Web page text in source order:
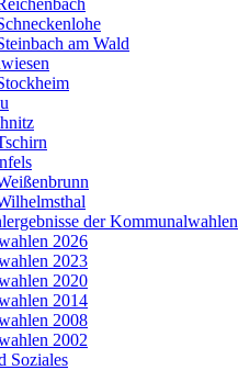
am Wald
der Kommunalwahlen
2026
2023
2020
2014
2008
2002
Soziales